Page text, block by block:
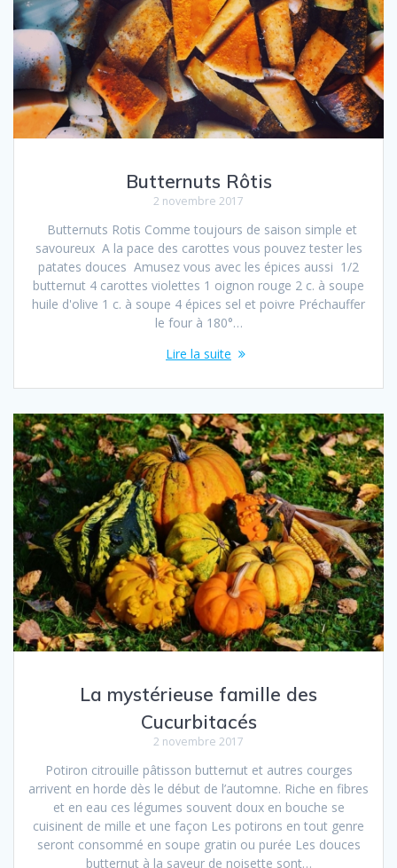
Butternuts Rôtis
2 novembre 2017
Butternuts Rotis Comme toujours de saison simple et
savoureux A la pace des carottes vous pouvez tester les
patates douces Amusez vous avec les épices aussi 1/2
butternut 4 carottes violettes 1 oignon rouge 2 c. à soupe
huile d'olive 1 c. à soupe 4 épices sel et poivre Préchauffer
le four à 180°…
Lire la suite
La mystérieuse famille des
Cucurbitacés
2 novembre 2017
Potiron citrouille pâtisson butternut et autres courges
arrivent en horde dès le début de l’automne. Riche en fibres
et en eau ces légumes souvent doux en bouche se
cuisinent de mille et une façon Les potirons en tout genre
seront consommé en soupe gratin ou purée Les douces
butternut à la saveur de noisette sont…